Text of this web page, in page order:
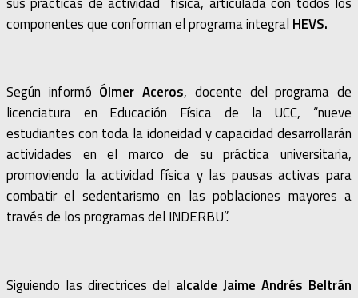
componentes que conforman el programa integral HEVS.
Según informó Ólmer Aceros, docente del programa de
licenciatura en Educación Física de la UCC, “nueve
estudiantes con toda la idoneidad y capacidad desarrollarán
actividades en el marco de su práctica universitaria,
promoviendo la actividad física y las pausas activas para
combatir el sedentarismo en las poblaciones mayores a
través de los programas del INDERBU”.
Siguiendo las directrices del alcalde Jaime Andrés Beltrán